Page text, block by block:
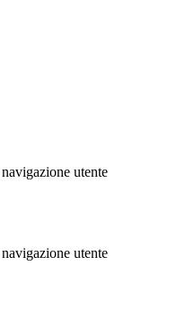
utente
utente